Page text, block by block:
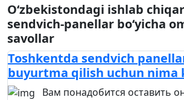
O‘zbekistondagi ishlab
sendvich-panellar bo‘yicha
savollar
Toshkentda sendvich
buyurtma qilish uchun nima
Вам понадобится оставить